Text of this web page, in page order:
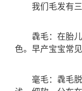
我们毛发有三
毳毛：在胎儿
色。早产宝宝常
毫毛：毳毛脱